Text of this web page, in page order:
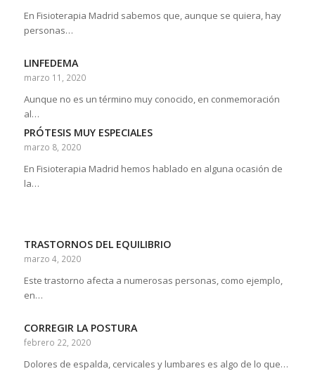
En Fisioterapia Madrid sabemos que, aunque se quiera, hay
personas…
LINFEDEMA
marzo 11, 2020
Aunque no es un término muy conocido, en conmemoración
al…
PRÓTESIS MUY ESPECIALES
marzo 8, 2020
En Fisioterapia Madrid hemos hablado en alguna ocasión de
la…
TRASTORNOS DEL EQUILIBRIO
marzo 4, 2020
Este trastorno afecta a numerosas personas, como ejemplo,
en…
CORREGIR LA POSTURA
febrero 22, 2020
Dolores de espalda, cervicales y lumbares es algo de lo que…